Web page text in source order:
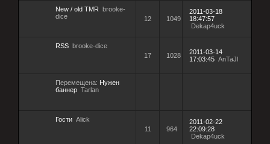
New / old TMR brooke-
dice
12 1049
2011-03-18
18:47:57
Dekap4uck
RSS brooke-dice
17
1028
2011-03-14
17:03:45 AnTaJl
Перемещена: Нужен
баннер Tarlan
Гости Alick
11
964
2011-02-22
22:09:28
Dekap4uck